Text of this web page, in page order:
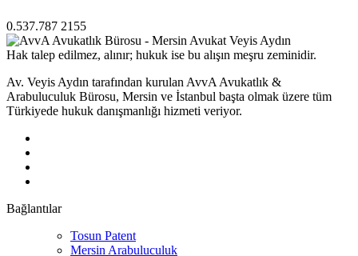
0.537.787 2155
Hak talep edilmez, alınır; hukuk ise bu alışın meşru zeminidir.
Av. Veyis Aydın tarafından kurulan AvvA Avukatlık &
Arabuluculuk Bürosu, Mersin ve İstanbul başta olmak üzere tüm
Türkiyede hukuk danışmanlığı hizmeti veriyor.
Bağlantılar
Tosun Patent
Mersin Arabuluculuk